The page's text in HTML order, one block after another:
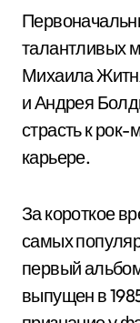
талантливых
Михаила
и Андрея
страсть к
карьере.
За короткое
самых
первый
выпущен в